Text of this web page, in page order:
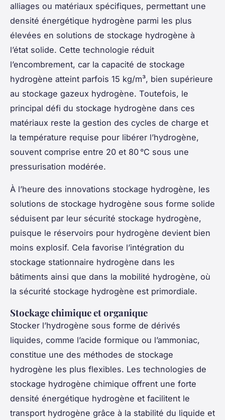
alliages ou matériaux spécifiques, permettant une
densité énergétique hydrogène parmi les plus
élevées en solutions de stockage hydrogène à
l’état solide. Cette technologie réduit
l’encombrement, car la capacité de stockage
hydrogène atteint parfois 15 kg/m³, bien supérieure
au stockage gazeux hydrogène. Toutefois, le
principal défi du stockage hydrogène dans ces
matériaux reste la gestion des cycles de charge et
la température requise pour libérer l’hydrogène,
souvent comprise entre 20 et 80 °C sous une
pressurisation modérée.
À l’heure des innovations stockage hydrogène, les
solutions de stockage hydrogène sous forme solide
séduisent par leur sécurité stockage hydrogène,
puisque le réservoirs pour hydrogène devient bien
moins explosif. Cela favorise l’intégration du
stockage stationnaire hydrogène dans les
bâtiments ainsi que dans la mobilité hydrogène, où
la sécurité stockage hydrogène est primordiale.
Stockage chimique et organique
Stocker l’hydrogène sous forme de dérivés
liquides, comme l’acide formique ou l’ammoniac,
constitue une des méthodes de stockage
hydrogène les plus flexibles. Les technologies de
stockage hydrogène chimique offrent une forte
densité énergétique hydrogène et facilitent le
transport hydrogène grâce à la stabilité du liquide et